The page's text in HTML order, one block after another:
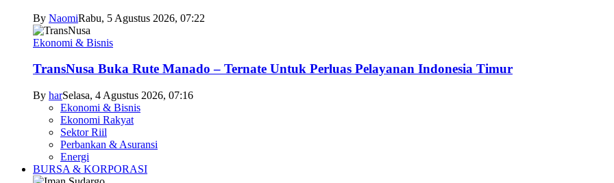
By NaomiRabu, 5 Agustus 2026, 07:22
Ekonomi & Bisnis
TransNusa Buka Rute Manado – Ternate Untuk Perluas Pelayanan Indonesia Timur
By harSelasa, 4 Agustus 2026, 07:16
Ekonomi & Bisnis
Ekonomi Rakyat
Sektor Riil
Perbankan & Asuransi
Energi
BURSA & KORPORASI